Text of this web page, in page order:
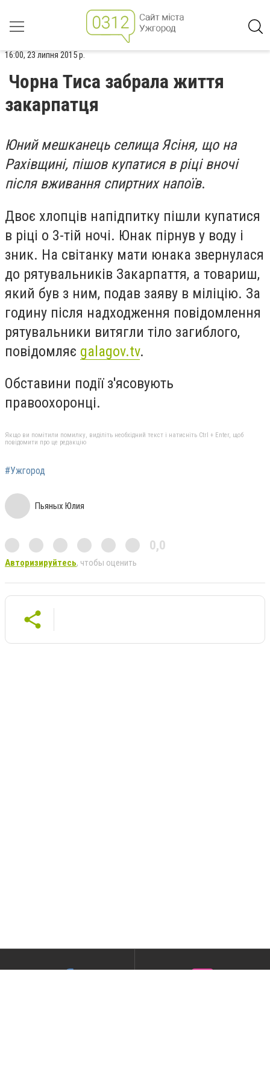
16:00, 23 липня 2015 р.
Чорна Тиса забрала життя
закарпатця
Юний мешканець селища Ясіня, що на
Рахівщині, пішов купатися в ріці вночі
після вживання спиртних напоїв.
Двоє хлопців напідпитку пішли купатися
в ріці о 3-тій ночі. Юнак пірнув у воду і
зник. На світанку мати юнака звернулася
до рятувальників Закарпаття, а товариш,
який був з ним, подав заяву в міліцію. За
годину після надходження повідомлення
рятувальники витягли тіло загиблого,
повідомляє galagov.tv.
Обставини події з'ясовують
правоохоронці.
Якщо ви помітили помилку, виділіть необхідний текст і натисніть Ctrl + Enter, щоб
повідомити про це редакцію
#Ужгород
Пьяных Юлия
0,0
Авторизируйтесь, чтобы оценить